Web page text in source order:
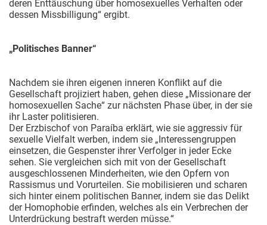
deren Enttäuschung über homosexuelles Verhalten oder
dessen Missbilligung“ ergibt.
„Politisches Banner“
Nachdem sie ihren eigenen inneren Konflikt auf die
Gesellschaft projiziert haben, gehen diese „Missionare der
homosexuellen Sache“ zur nächsten Phase über, in der sie
ihr Laster politisieren.
Der Erzbischof von Paraíba erklärt, wie sie aggressiv für
sexuelle Vielfalt werben, indem sie „Interessengruppen
einsetzen, die Gespenster ihrer Verfolger in jeder Ecke
sehen. Sie vergleichen sich mit von der Gesellschaft
ausgeschlossenen Minderheiten, wie den Opfern von
Rassismus und Vorurteilen. Sie mobilisieren und scharen
sich hinter einem politischen Banner, indem sie das Delikt
der Homophobie erfinden, welches als ein Verbrechen der
Unterdrückung bestraft werden müsse.“